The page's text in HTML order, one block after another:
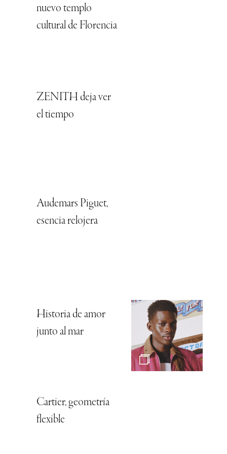
nuevo templo
cultural de Florencia
ZENITH deja ver
el tiempo
Audemars Piguet,
esencia relojera
Historia de amor
junto al mar
Cartier, geometría
flexible